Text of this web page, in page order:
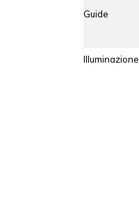
Guide
Illuminazione